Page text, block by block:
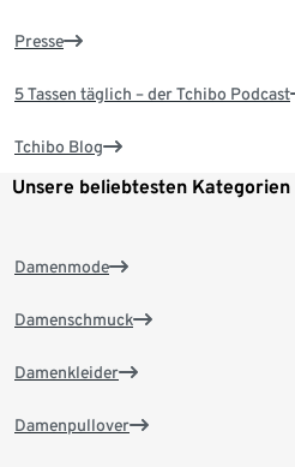
Presse
5 Tassen täglich – der Tchibo Podcast
Tchibo Blog
Unsere beliebtesten Kategorien
Damenmode
Damenschmuck
Damenkleider
Damenpullover